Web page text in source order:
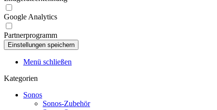
Google Analytics
Partnerprogramm
Menü schließen
Kategorien
Sonos
Sonos-Zubehör